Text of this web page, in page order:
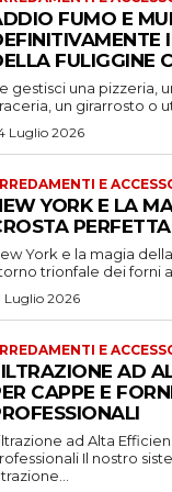
FUMO E
FULIGGINE
gestisci una pizzeria,
un girarrosto o
Luglio 2026
E
YORK E LA
York e la magia
trionfale dei forni
Luglio 2026
E
AD
CAPPE E
ad Alta
Il nostro sistema avanzato di